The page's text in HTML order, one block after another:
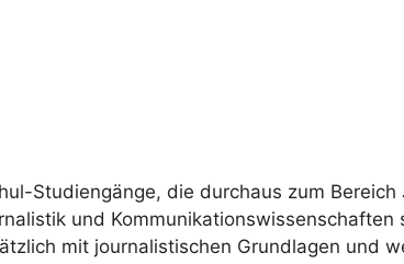
Studiengänge, die durchaus zum Bereich
und Kommunikationswissenschaften
mit journalistischen Grundlagen und